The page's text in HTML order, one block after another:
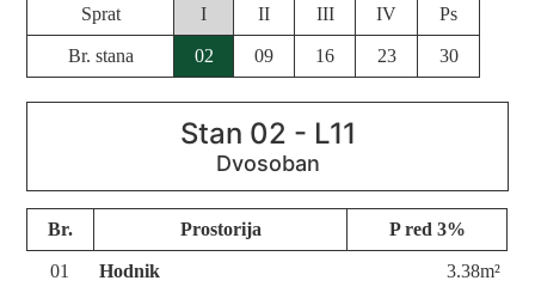
Sprat I II III IV Ps
Br. stana 02 09 16 23 30
Stan 02 - L11
Br. Prostorija P red 3%
01 Hodnik
3.38m²